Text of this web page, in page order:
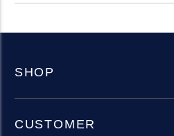
SHOP
CUSTOMER